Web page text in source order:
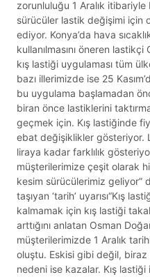
zorunluluğu 1 Aralık
sürücüler lastik değişimi için
ediyor. Konya’da hava
kullanılmasını öneren
kış lastiği uygulaması tüm
bazı illerimizde ise 25
bu uygulama başlamadan
biran önce lastiklerini
geçmek için. Kış lastiğinde
ebat değişiklikler gösteriyor.
liraya kadar farklılık
müşterilerimize çeşit olarak
kesim sürücülerimiz geliyor”
taşıyan ‘tarih’ uyarısı“Kış
kalmamak için kış lastiği
arttığını anlatan Osman
müşterilerimizde 1 Aralık
oluştu. Eskisi gibi değil, biraz
nedeni ise kazalar. Kış